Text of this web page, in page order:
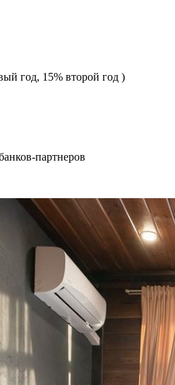
год, 15% второй год )
партнеров